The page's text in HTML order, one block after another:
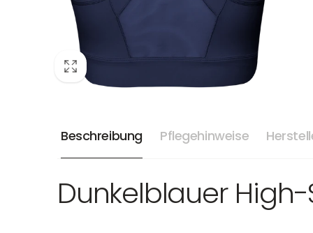
Beschreibung Pflegehinweise
Dunkelblauer